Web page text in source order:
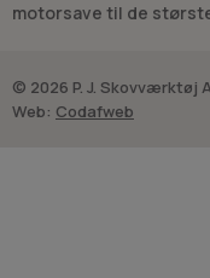
motorsave til de
© 2026 P. J. Skovværktøj
Web: Codafweb